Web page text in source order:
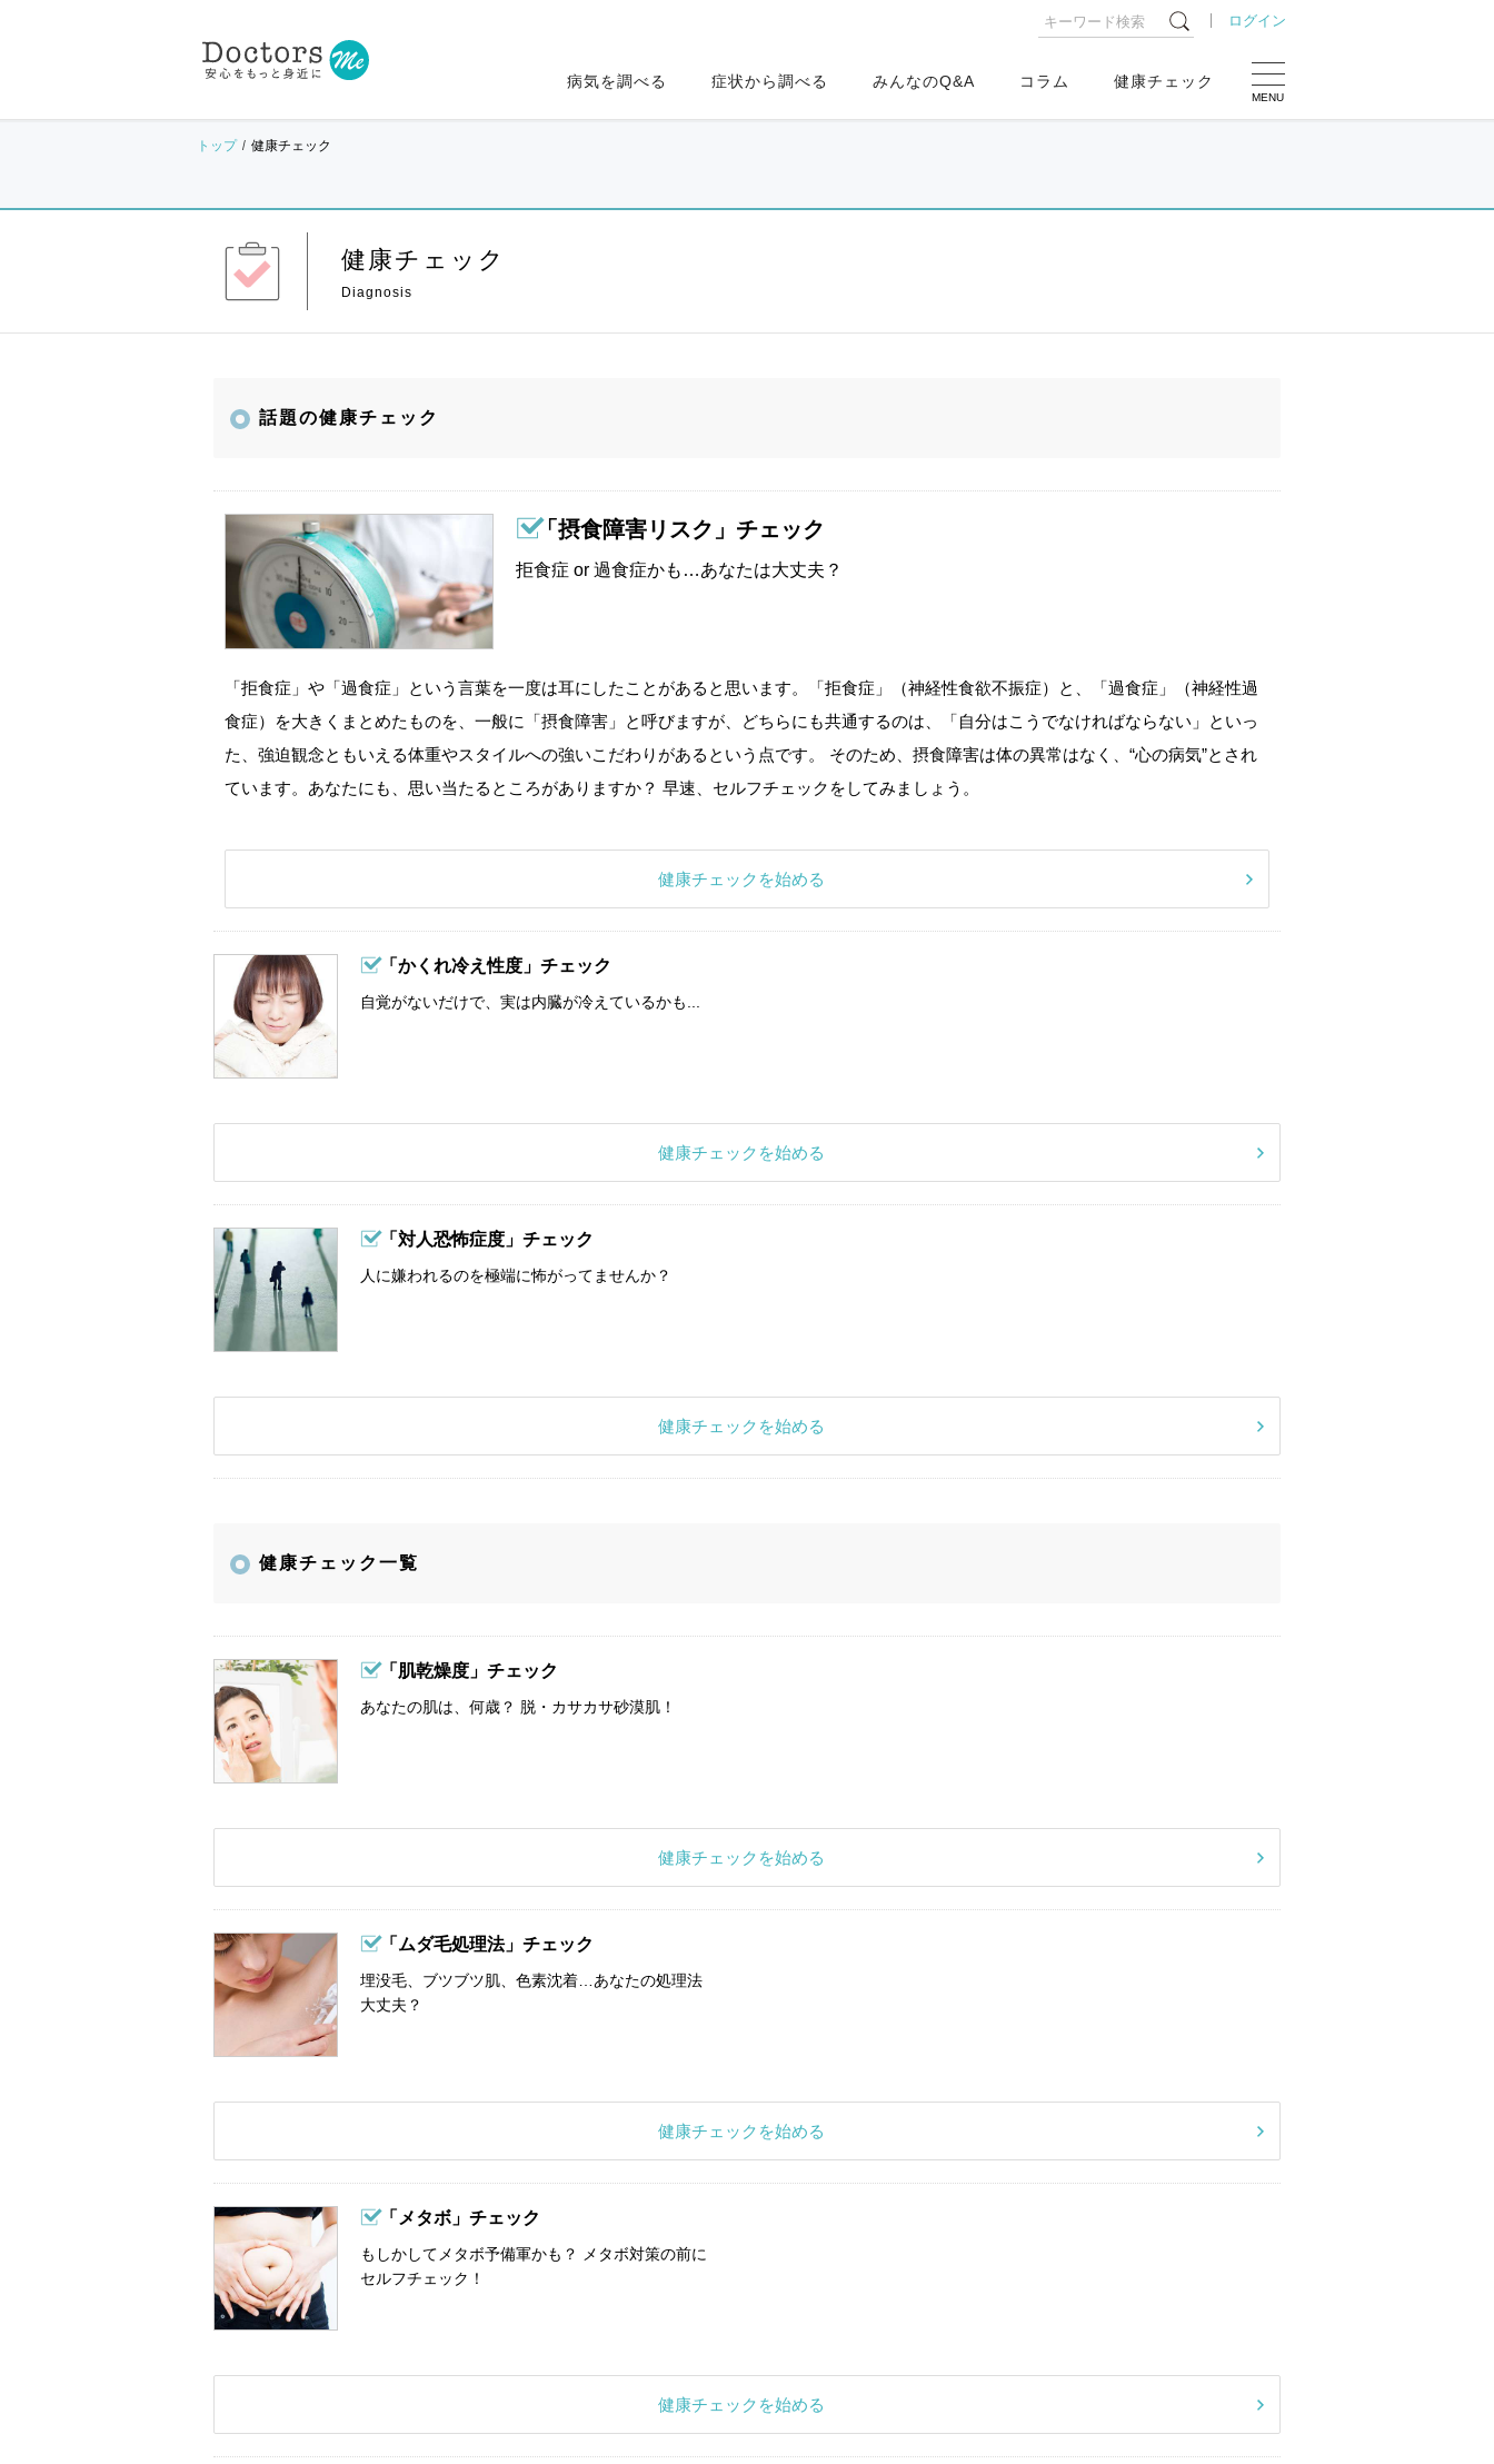
ログイン
MENU
病気を調べる 症状から調べる みんなのQ&A コラム 健康チェック
トップ 健康チェック
健康チェック
話題の健康チェック
「摂食障害リスク」チェック
拒食症 or 過食症かも…あなたは大丈夫？
「拒食症」や「過食症」という言葉を一度は耳にしたことがあると思います。「拒食症」（神経性食欲不振症）と、「過食症」（神経性過
食症）を大きくまとめたものを、一般に「摂食障害」と呼びますが、どちらにも共通するのは、「自分はこうでなければならない」といっ
た、強迫観念ともいえる体重やスタイルへの強いこだわりがあるという点です。 そのため、摂食障害は体の異常はなく、“心の病気”とされ
ています。あなたにも、思い当たるところがありますか？ 早速、セルフチェックをしてみましょう。
健康チェックを始める
「かくれ冷え性度」チェック
自覚がないだけで、実は内臓が冷えているかも...
健康チェックを始める
「対人恐怖症度」チェック
人に嫌われるのを極端に怖がってませんか？
健康チェックを始める
健康チェック一覧
「肌乾燥度」チェック
あなたの肌は、何歳？ 脱・カサカサ砂漠肌！
健康チェックを始める
「ムダ毛処理法」チェック
埋没毛、ブツブツ肌、色素沈着…あなたの処理法
大丈夫？
健康チェックを始める
「メタボ」チェック
もしかしてメタボ予備軍かも？ メタボ対策の前に
セルフチェック！
健康チェックを始める